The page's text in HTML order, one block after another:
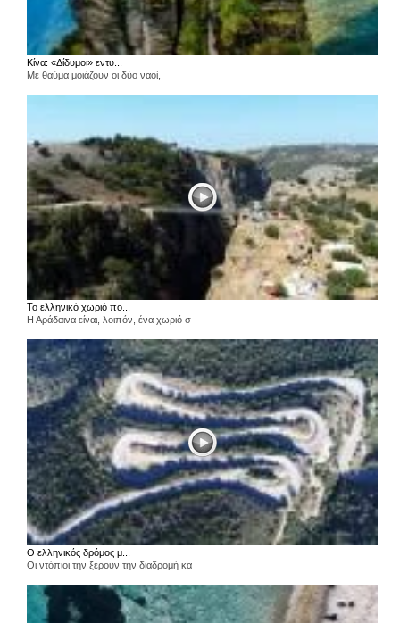
Κίνα: «Δίδυμοι» εντυ...
Με θαύμα μοιάζουν οι δύο ναοί,
Το ελληνικό χωριό πο...
Η Αράδαινα είναι, λοιπόν, ένα χωριό σ
Ο ελληνικός δρόμος μ...
Οι ντόπιοι την ξέρουν την διαδρομή κα